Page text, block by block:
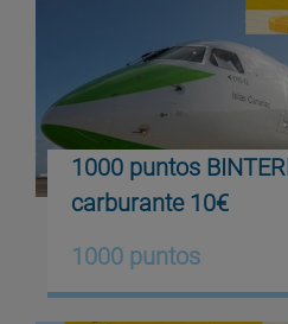
1000 puntos
carburante 10€
1000 puntos